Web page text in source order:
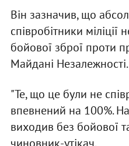
Він зазначив, що
співробітники міліції
бойової зброї проти
Майдані Незалежності.
"Те, що це були не
впевнений на 100%.
виходив без бойової